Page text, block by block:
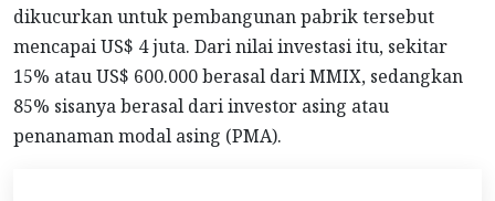
dikucurkan untuk pembangunan pabrik tersebut
mencapai US$ 4 juta. Dari nilai investasi itu, sekitar
15% atau US$ 600.000 berasal dari MMIX, sedangkan
85% sisanya berasal dari investor asing atau
penanaman modal asing (PMA).